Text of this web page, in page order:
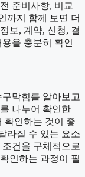
준비사항, 비교
까지 함께 보면 더
보, 계약, 신청, 결
을 충분히 확인
구막힘를 알아보고
나누어 확인한
확인하는 것이 좋
라질 수 있는 요소
건을 구체적으로
인하는 과정이 필